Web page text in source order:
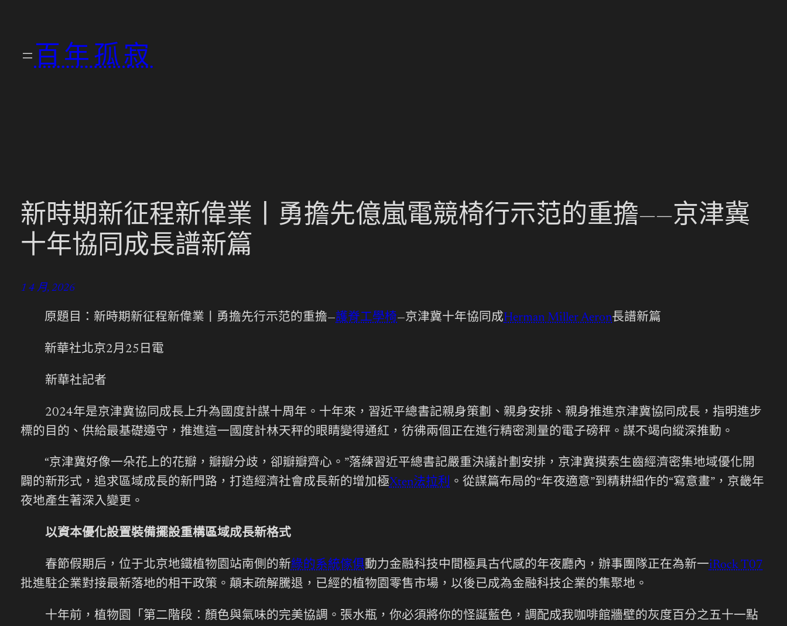
百年孤寂
新時期新征程新偉業丨勇擔先億嵐電競椅行示范的重擔——京津冀
十年協同成長譜新篇
1 4 月, 2026
原題目：新時期新征程新偉業丨勇擔先行示范的重擔—護脊工學椅—京津冀十年協同成Herman Miller Aeron長譜新篇
新華社北京2月25日電
新華社記者
2024年是京津冀協同成長上升為國度計謀十周年。十年來，習近平總書記親身策劃、親身安排、親身推進京津冀協同成長，指明進步
標的目的、供給最基礎遵守，推進這一國度計林天秤的眼睛變得通紅，彷彿兩個正在進行精密測量的電子磅秤。謀不竭向縱深推動。
“京津冀好像一朵花上的花瓣，瓣瓣分歧，卻瓣瓣齊心。”落練習近平總書記嚴重決議計劃安排，京津冀摸索生齒經濟密集地域優化開
闢的新形式，追求區域成長的新門路，打造經濟社會成長新的增加極Xten法拉利 。從謀篇布局的“年夜適意”到精耕細作的“寫意畫”，京畿年
夜地產生著深入變更。
以資本優化設置裝備擺設重構區域成長新格式
春節假期后，位于北京地鐵植物園站南側的新綠的系統傢俱動力金融科技中間極具古代感的年夜廳內，辦事團隊正在為新一iRock T07
批進駐企業對接最新落地的相干政策。顛末疏解騰退，已經的植物園零售市場，以後已成為金融科技企業的集聚地。
十年前，植物園「第二階段：顏色與氣味的完美協調。張水瓶，你必須將你的怪誕藍色，調配成我咖啡館牆壁的灰度百分之五十一點